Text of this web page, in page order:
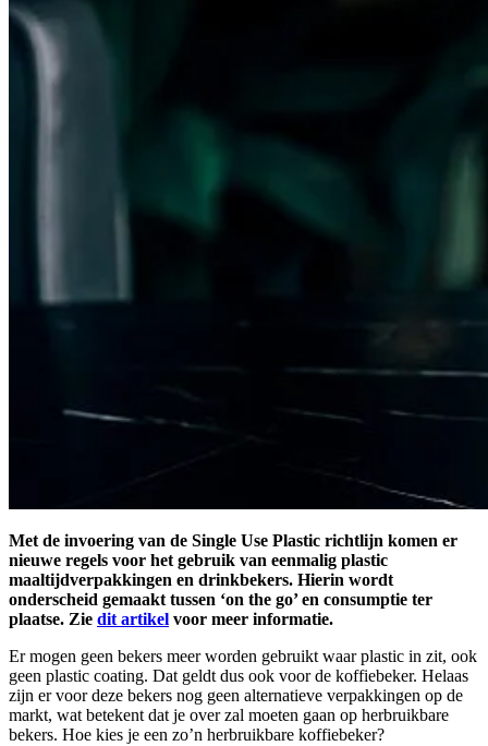
Met de invoering van de Single Use Plastic richtlijn komen er
nieuwe regels voor het gebruik van eenmalig plastic
maaltijdverpakkingen en drinkbekers. Hierin wordt
onderscheid gemaakt tussen ‘on the go’ en consumptie ter
plaatse. Zie dit artikel voor meer informatie.
Er mogen geen bekers meer worden gebruikt waar plastic in zit, ook
geen plastic coating. Dat geldt dus ook voor de koffiebeker. Helaas
zijn er voor deze bekers nog geen alternatieve verpakkingen op de
markt, wat betekent dat je over zal moeten gaan op herbruikbare
bekers. Hoe kies je een zo’n herbruikbare koffiebeker?